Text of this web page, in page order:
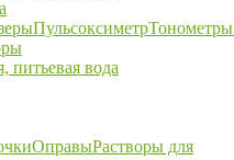
ПульсоксиметрТонометры
питьевая вода
ОправыРастворы для